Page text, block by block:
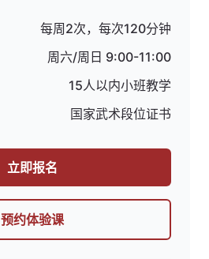
每周2次，每次120分钟
周六/周日 9:00-11:00
15人以内小班教学
国家武术段位证书
立即报名
预约体验课